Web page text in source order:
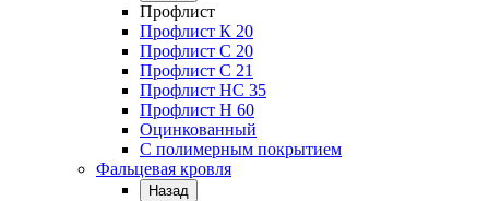
Профлист
Профлист К 20
Профлист С 20
Профлист C 21
Профлист НС 35
Профлист Н 60
Оцинкованный
С полимерным покрытием
Фальцевая кровля
Назад